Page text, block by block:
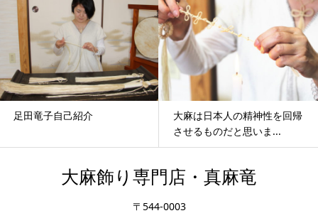
足田竜子自己紹介
大麻は日本人の精神性を回帰
させるものだと思いま...
大麻飾り専門店・真麻竜
〒544-0003